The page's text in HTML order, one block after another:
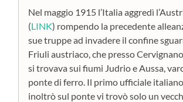
Nel maggio 1915 l’Italia aggredì
(LINK) rompendo la precedente
sue truppe ad invadere il confine
Friuli austriaco, che presso
si trovava sui fiumi Judrio e Aussa,
ponte di ferro. Il primo ufficiale
inoltrò sul ponte vi trovò solo un